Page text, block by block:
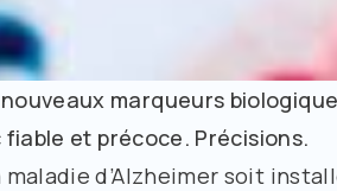
marqueurs
et précoce. Précisions.
d’Alzheimer soit